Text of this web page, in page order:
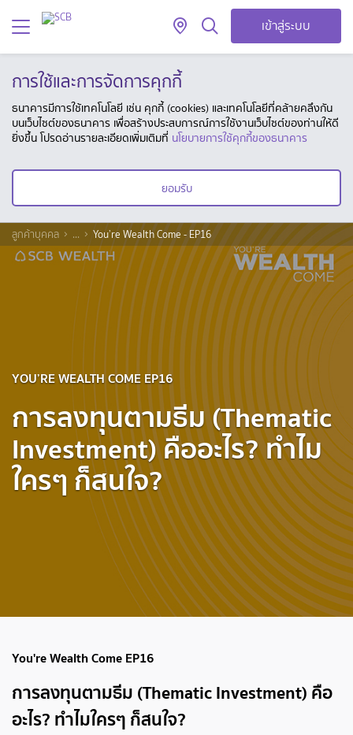
เข้าสู่ระบบ
การใช้และการจัดการคุกกี้
ธนาคารมีการใช้เทคโนโลยี เช่น คุกกี้ (cookies) และเทคโนโลยีที่คล้ายคลึงกัน
บนเว็บไซต์ของธนาคาร เพื่อสร้างประสบการณ์การใช้งานเว็บไซต์ของท่านให้ดี
ยิ่งขึ้น โปรดอ่านรายละเอียดเพิ่มเติมที่ นโยบายการใช้คุกกี้ของธนาคาร
ยอมรับ
ลูกค้าบุคคล ... You’re Wealth Come - EP16
YOU’RE WEALTH COME EP16
การลงทุนตามธีม (Thematic
Investment) คืออะไร? ทำไม
ใครๆ ก็สนใจ?
You're Wealth Come EP16
การลงทุนตามธีม (Thematic Investment) คือ
อะไร? ทำไมใครๆ ก็สนใจ?